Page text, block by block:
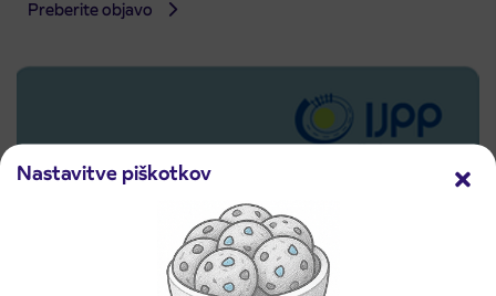
Nastavitve piškotkov
Preberite objavo